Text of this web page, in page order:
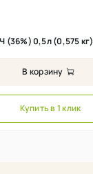
(36%) 0,5л (0,575 кг)
В корзину
Купить в 1 клик